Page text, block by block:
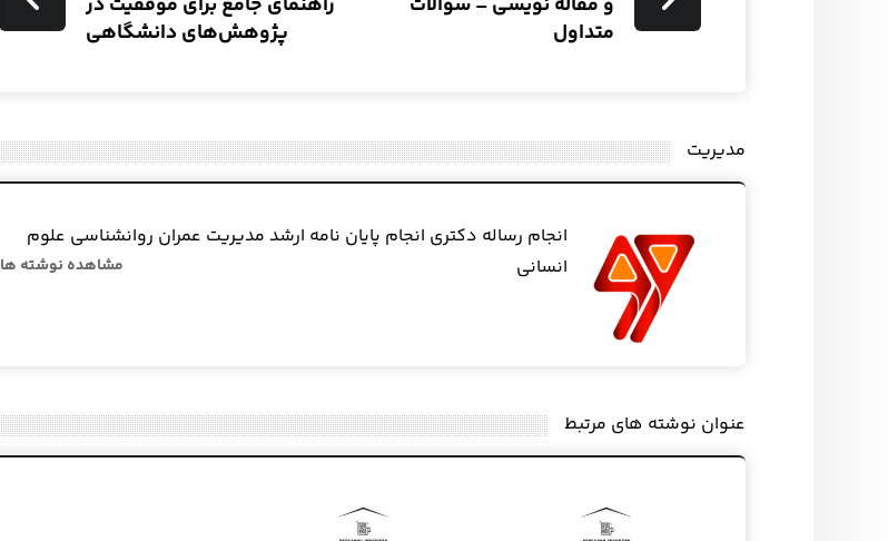
متداول
پژوهش‌های دانشگاهی
مدیریت
مشاهده نوشته ها
انجام رساله دکتری انجام پایان نامه ارشد مدیریت عمران روانشناسی علوم
انسانی
عنوان ‫نوشته های مرتبط